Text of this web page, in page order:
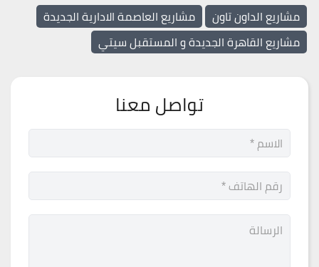
مشاريع الداون تاون
مشاريع العاصمة الادارية الجديدة
مشاريع القاهرة الجديدة و المستقبل سيتي
تواصل معنا